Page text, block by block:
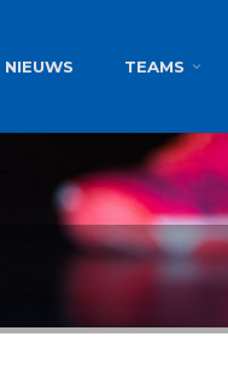
NIEUWS TEAMS